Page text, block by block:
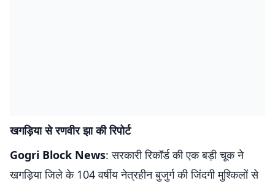
खगड़िया से रणवीर झा की रिपोर्ट
Gogri Block News: सरकारी रिकॉर्ड की एक बड़ी चूक ने
खगड़िया जिले के 104 वर्षीय नेत्रहीन बुजुर्ग की जिंदगी मुश्किलों से